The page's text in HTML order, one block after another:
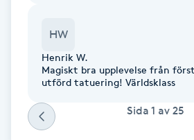
Fibromassage
Fotmassage
HW
Henrik W.
Magiskt bra upplevelse från
utförd tatuering! Världsklass
Sida 1 av 25